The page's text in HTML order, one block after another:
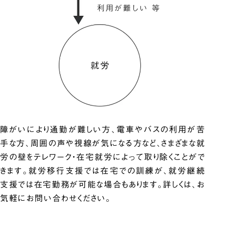
障がいにより通勤が難しい方、電車やバスの利用が苦
手な方、周囲の声や視線が気になる方など、さまざまな就
労の壁をテレワーク・在宅就労によって取り除くことがで
きます。就労移行支援では在宅での訓練が、就労継続
支援では在宅勤務が可能な場合もあります。詳しくは、お
気軽にお問い合わせください。